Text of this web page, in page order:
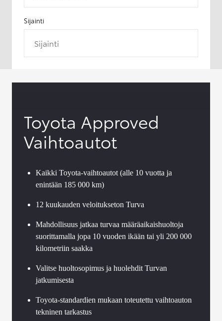
Sijainti
Sijainti
Toyota Approved
Vaihtoautot
Kaikki Toyota-vaihtoautot (alle 10 vuotta ja
enintään 185 000 km)
12 kuukauden veloitukseton Turva
Mahdollisuus jatkaa turvaa määräaikaishuoltoja
suorittamalla jopa 10 vuoden ikään tai yli 200 000
kilometriin saakka
Valitse huoltosopimus ja huolehdit Turvan
jatkumisesta
Toyota-standardien mukaan toteutettu vaihtoauton
tekninen tarkastus